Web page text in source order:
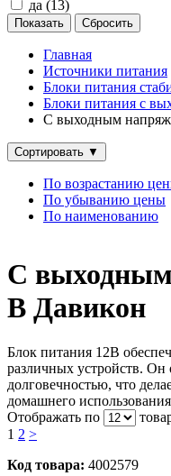
да (13)
Главная
Источники питания
Блоки питания
Блоки питания с
С выходным
Сортировать ▼
По возрастанию
По убыванию цены
По наименованию
С
В Давикон
Блок питания 12В
различных устройств. Он
долговечностью, что
домашнего
Отображать по
1 2 >
Код товара: 4002579